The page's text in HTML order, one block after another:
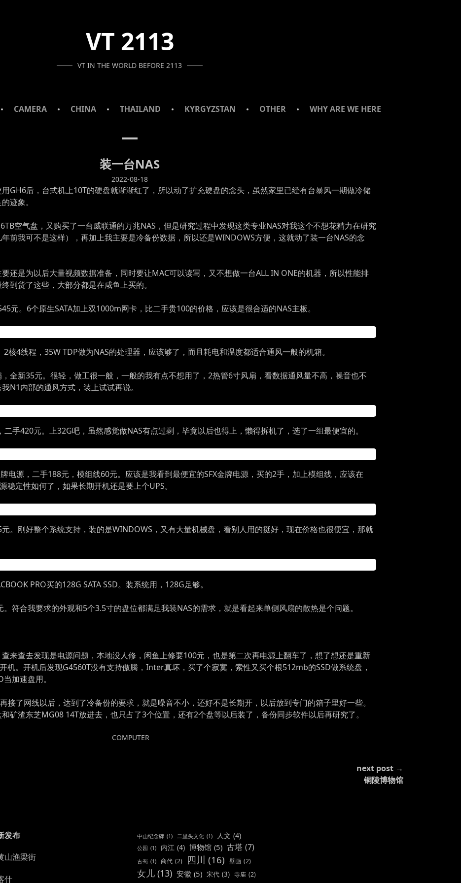
VT 2113
VT IN THE WORLD BEFORE 2113
CAMERA CHINA THAILAND KYRGYZSTAN OTHER WHY ARE WE HERE
装一台NAS
2022-08-18
GH6后，台式机上10T的硬盘就渐渐红了，所以动了扩充硬盘的念头，虽然家里已经有台暴风一期做冷储
迹象。
空气盘，又购买了一台威联通的万兆NAS，但是研究过程中发现这类专业NAS对我这个不想花精力在研究
前我可不是这样），再加上我主要是冷备份数据，所以还是WINDOWS方便，这就动了装一台NAS的念
还是为以后大量视频数据准备，同时要让MAC可以读写，又不想做一台ALL IN ONE的机器，所以性能排
到货了这些，大部分都是在咸鱼上买的。
元。6个原生SATA加上双1000m网卡，比二手贵100的价格，应该是很合适的NAS主板。
核4线程，35W TDP做为NAS的处理器，应该够了，而且耗电和温度都适合通风一般的机箱。
全新35元。很轻，做工很一般，一般的我有点不想用了，2热管6寸风扇，看数据通风量不高，噪音也不
N1内部的通风方式，装上试试再说。
手420元。上32G吧，虽然感觉做NAS有点过剩，毕竟以后也得上，懒得拆机了，选了一组最便宜的。
电源，二手188元，模组线60元。应该是我看到最便宜的SFX金牌电源，买的2手，加上模组线，应该在
定性如何了，如果长期开机还是要上个UPS。
。刚好整个系统支持，装的是WINDOWS，又有大量机械盘，看别人用的挺好，现在价格也很便宜，那就
PRO买的128G SATA SSD。装系统用，128G足够。
符合我要求的外观和5个3.5寸的盘位都满足我装NAS的需求，就是看起来单侧风扇的散热是个问题。
来查去发现是电源问题，本地没人修，闲鱼上修要100元，也是第二次再电源上翻车了，想了想还是重新
机。开机后发现G4560T没有支持傲腾，Inter真坏，买了个寂寞，索性又买个根512mb的SSD做系统盘，
加速盘用。
接了网线以后，达到了冷备份的要求，就是噪音不小，还好不是长期开，以后放到专门的箱子里好一些。
矿渣东芝MG08 14T放进去，也只占了3个位置，还有2个盘等以后装了，备份同步软件以后再研究了。
POSTED
COMPUTER
next post →
铜陵博物馆
发布
山渔梁街
什
中山纪念碑 (1) 二里头文化 (1) 人文 (4)
公园 (1) 内江 (4) 博物馆 (5) 古塔 (7)
古蜀 (1) 商代 (2) 四川 (16) 壁画 (2)
女儿 (13) 安徽 (5) 宋代 (3) 寺庙 (2)